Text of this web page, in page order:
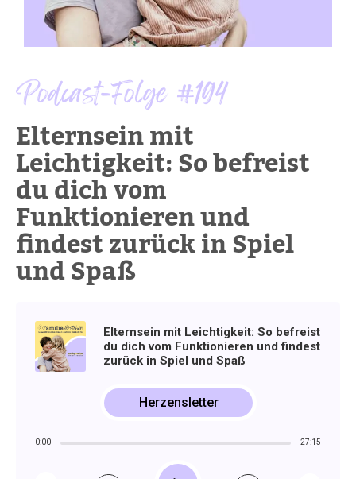
Podcast-Folge #194
Elternsein mit
Leichtigkeit: So befreist
du dich vom
Funktionieren und
findest zurück in Spiel
und Spaß
Elternsein mit Leichtigkeit: So befreist
du dich vom Funktionieren und findest
zurück in Spiel und Spaß
0:00 27:15
Herzensletter